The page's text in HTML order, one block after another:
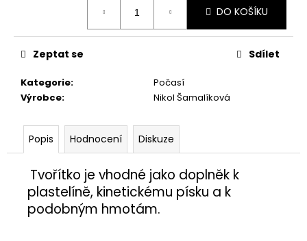
DO KOŠÍKU
Kategorie:
Počasí
Výrobce: Nikol Šamalíková
Zeptat se Sdílet
Popis Hodnocení Diskuze
Tvořítko je vhodné jako doplněk k
plastelíně, kinetickému písku a k
podobným hmotám.
u
m
e
HMYZÁCI